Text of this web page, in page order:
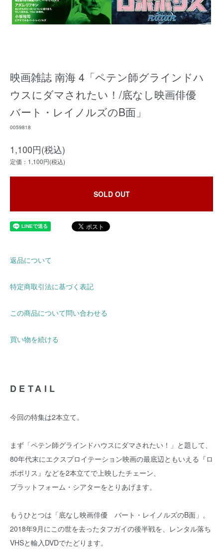
映画雑誌 南海 4「ペテン師グラインドハ
ウスにダマされたい！/底なし映画俳優
バート・レイノルズのB面」
0059818
1,100円(税込)
定価：1,100円(税込)
SOLD OUT
返品について
特定商取引法に基づく表記
この商品について問い合わせる
買い物を続ける
DETAIL
今回の特集は2本立て。
まず「ペテン師グラインドハウスにダマされたい！」と題して、
80年代末にエクスプロイテーション映画の最底辺ともいえる『ロ
ボポリス』などを2本立てで上映したチェーン、
プラットフォーム・シアターをとりあげます。
もうひとつは「底なし映画俳優 バート・レイノルズのB面」。
2018年9月にこの世を去ったタフガイの後半戦を、レンタル落ち
VHSと輸入DVDでたどります。